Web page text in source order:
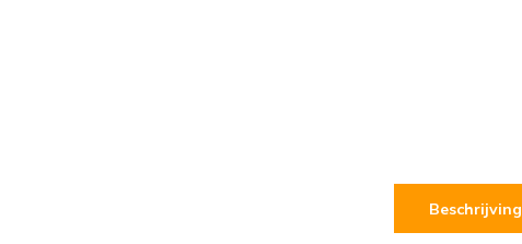
Beschrijving